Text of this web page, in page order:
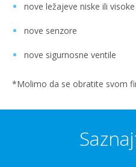
nove ležajeve niske ili
nove senzore
nove sigurnosne ventile
*Molimo da se obratite svom